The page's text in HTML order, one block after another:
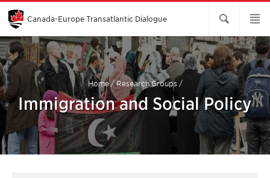
Skip
Main
Content
Canada-Europe Transatlantic Dialogue
Home/Research Groups/
Immigration and Social Policy